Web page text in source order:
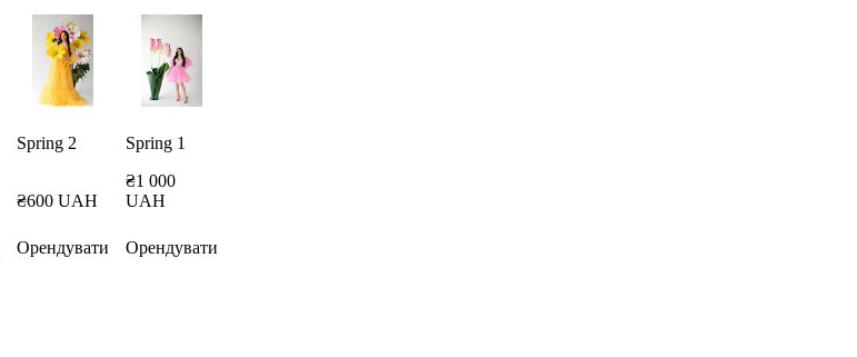
Spring 2
₴600 UAH
Орендувати
Spring 1
₴1 000
UAH
Орендувати